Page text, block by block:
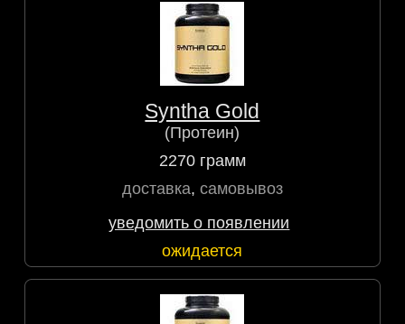
Syntha Gold
(Протеин)
2270 грамм
доставка, самовывоз
уведомить о появлении
ожидается